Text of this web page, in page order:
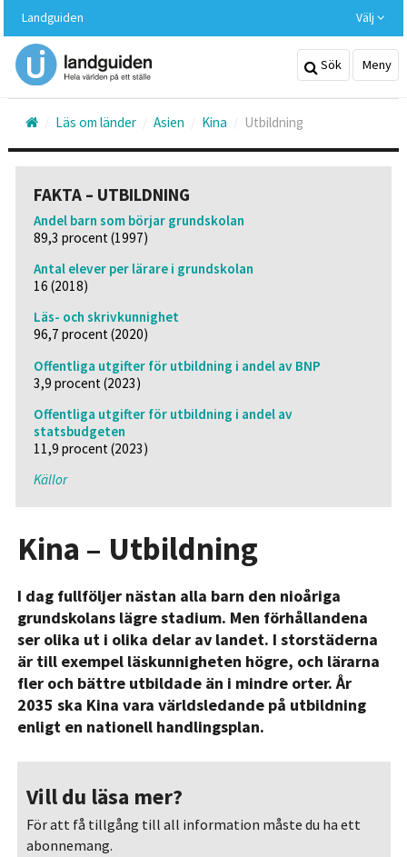
huvudinnehållet
Landguiden Välj
Sök Meny
Läs om länder Asien Kina Utbildning
FAKTA – UTBILDNING
Andel barn som börjar grundskolan
89,3 procent (1997)
Antal elever per lärare i grundskolan
16 (2018)
Läs- och skrivkunnighet
96,7 procent (2020)
Offentliga utgifter för utbildning i andel av BNP
3,9 procent (2023)
Offentliga utgifter för utbildning i andel av
statsbudgeten
11,9 procent (2023)
Källor
Kina – Utbildning
I dag fullföljer nästan alla barn den nioåriga
grundskolans lägre stadium. Men förhållandena
ser olika ut i olika delar av landet. I storstäderna
är till exempel läskunnigheten högre, och lärarna
fler och bättre utbildade än i mindre orter. År
2035 ska Kina vara världsledande på utbildning
enligt en nationell handlingsplan.
Vill du läsa mer?
För att få tillgång till all information måste du ha ett
abonnemang.